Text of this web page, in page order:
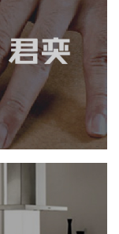
定制开发